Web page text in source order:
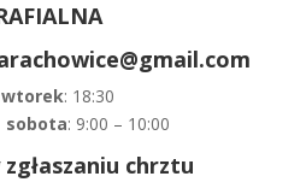
wtorek: 18:30
sobota: 9:00 – 10:00
chrztu